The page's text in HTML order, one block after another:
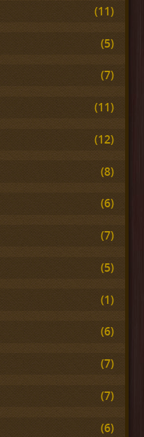
(11)
(5)
(7)
(11)
(12)
(8)
(6)
(7)
(5)
(1)
(6)
(7)
(7)
(6)